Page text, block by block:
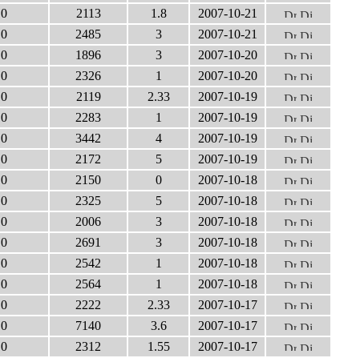
0 2113 1.8 2007-10-21
0 2485 3 2007-10-21
0 1896 3 2007-10-20
0 2326 1 2007-10-20
0 2119 2.33 2007-10-19
0 2283 1 2007-10-19
0 3442 4 2007-10-19
0 2172 5 2007-10-19
0 2150 0 2007-10-18
0 2325 5 2007-10-18
0 2006 3 2007-10-18
0 2691 3 2007-10-18
0 2542 1 2007-10-18
0 2564 1 2007-10-18
0 2222 2.33 2007-10-17
0 7140 3.6 2007-10-17
0 2312 1.55 2007-10-17